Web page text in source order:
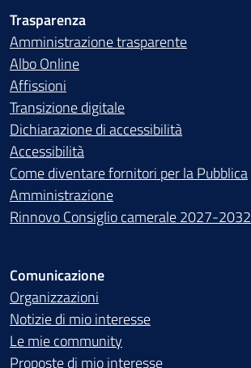
Trasparenza
Amministrazione trasparente
Albo Online
Affissioni
Transizione digitale
Dichiarazione di accessibilità
Accessibilità
Come diventare fornitori per la Pubblica
Amministrazione
Rinnovo Consiglio camerale 2027-2032
Comunicazione
Organizzazioni
Notizie di mio interesse
Le mie community
Proposte di mio interesse